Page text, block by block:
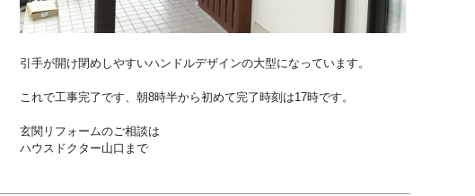
引手が開け閉めしやすいハンドルデザインの大型になっています。
これで工事完了です、朝8時半から初めて完了時刻は17時です。
玄関リフォームのご相談は
ハウスドクター山口まで